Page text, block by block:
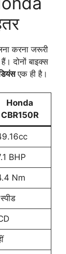
करना जरूरी
दोनों बाइक्स
एक ही है।
Honda
CBR150R
BHP
Nm